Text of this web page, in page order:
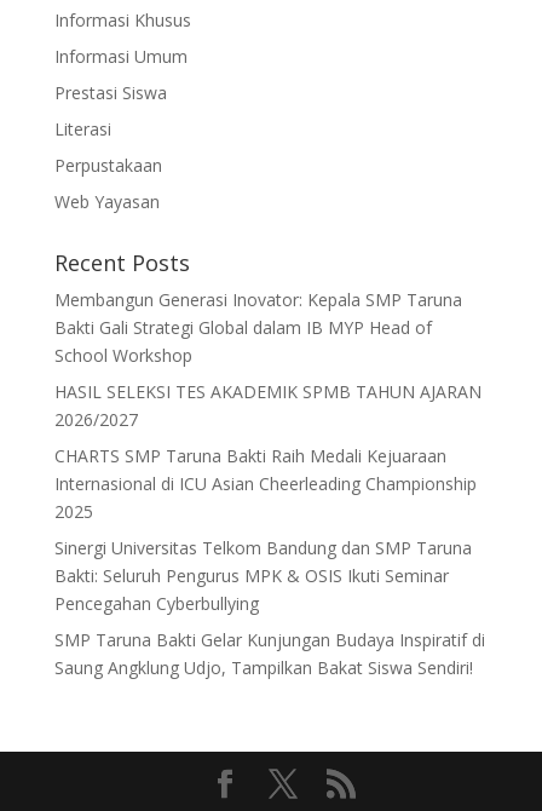
Informasi Khusus
Informasi Umum
Prestasi Siswa
Literasi
Perpustakaan
Web Yayasan
Recent Posts
Membangun Generasi Inovator: Kepala SMP Taruna
Bakti Gali Strategi Global dalam IB MYP Head of
School Workshop
HASIL SELEKSI TES AKADEMIK SPMB TAHUN AJARAN
2026/2027
CHARTS SMP Taruna Bakti Raih Medali Kejuaraan
Internasional di ICU Asian Cheerleading Championship
2025
Sinergi Universitas Telkom Bandung dan SMP Taruna
Bakti: Seluruh Pengurus MPK & OSIS Ikuti Seminar
Pencegahan Cyberbullying
SMP Taruna Bakti Gelar Kunjungan Budaya Inspiratif di
Saung Angklung Udjo, Tampilkan Bakat Siswa Sendiri!